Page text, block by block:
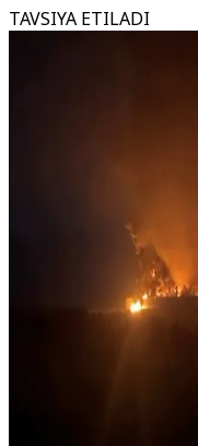
TAVSIYA ETILADI